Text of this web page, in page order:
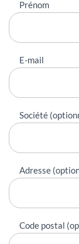
Prénom
E-mail
Société
Adresse
Code postal